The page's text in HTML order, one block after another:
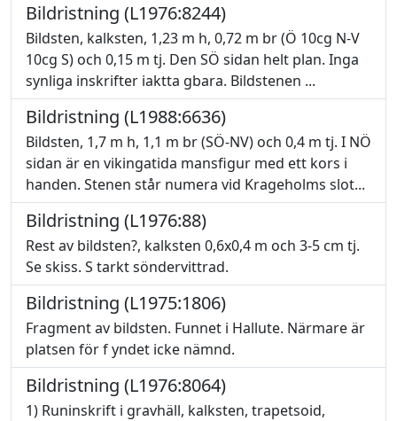
Bildristning (L1976:8244)
Bildsten, kalksten, 1,23 m h, 0,72 m br (Ö 10cg N-V
10cg S) och 0,15 m tj. Den SÖ sidan helt plan. Inga
synliga inskrifter iaktta gbara. Bildstenen ...
Bildristning (L1988:6636)
Bildsten, 1,7 m h, 1,1 m br (SÖ-NV) och 0,4 m tj. I NÖ
sidan är en vikingatida mansfigur med ett kors i
handen. Stenen står numera vid Krageholms slot...
Bildristning (L1976:88)
Rest av bildsten?, kalksten 0,6x0,4 m och 3-5 cm tj.
Se skiss. S tarkt söndervittrad.
Bildristning (L1975:1806)
Fragment av bildsten. Funnet i Hallute. Närmare är
platsen för f yndet icke nämnd.
Bildristning (L1976:8064)
1) Runinskrift i gravhäll, kalksten, trapetsoid,